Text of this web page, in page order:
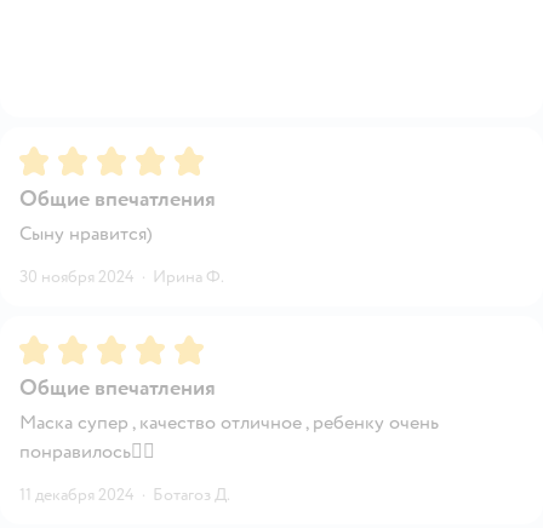
Рейтинг:5
Общие впечатления
Сыну нравится)
30 ноября 2024 · Ирина Ф.
Рейтинг:5
Общие впечатления
Маска супер , качество отличное , ребенку очень
понравилось👍🏼
11 декабря 2024 · Ботагоз Д.